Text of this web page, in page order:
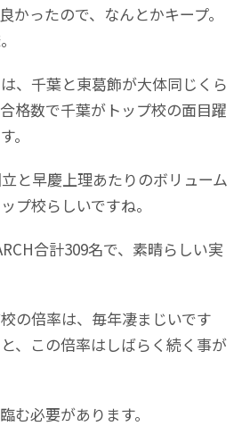
かったので、なんとかキープ。
、千葉と東葛飾が大体同じくら
格数で千葉がトップ校の面目躍
。
と早慶上理あたりのボリューム
プ校らしいですね。
合計309名で、素晴らしい実
の倍率は、毎年凄まじいです
、この倍率はしばらく続く事が
む必要があります。